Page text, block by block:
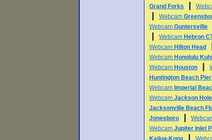
Grand Forks
Webcam
Webcam Guntersville
Webcam Hebron
Webcam Hilton Head
Webcam Honolulu
Webcam Houston
Huntington Beach Pier
Webcam Imperial
Webcam Jackson
Jacksonville Beach
Jonesboro
Webcam Jupiter Inlet
Kailua-Kona